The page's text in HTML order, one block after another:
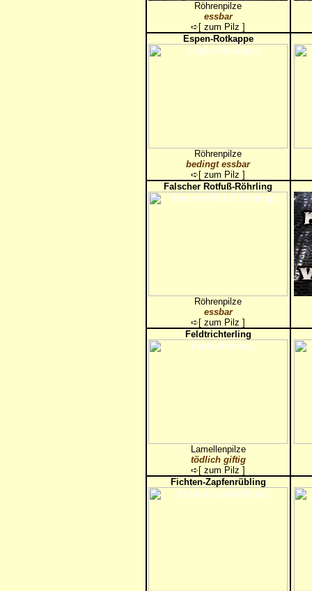
Röhrenpilze
essbar
➪[ zum Pilz ]
Espen-Rotkappe
Röhrenpilze
bedingt essbar
➪[ zum Pilz ]
Falscher Rotfuß-Röhrling
Röhrenpilze
essbar
➪[ zum Pilz ]
Feldtrichterling
Lamellenpilze
tödlich giftig
➪[ zum Pilz ]
Fichten-Zapfenrübling